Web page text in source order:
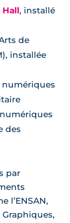
Hall, installé
de
installée
numériques
des
par
l’ENSAN,
Graphiques,